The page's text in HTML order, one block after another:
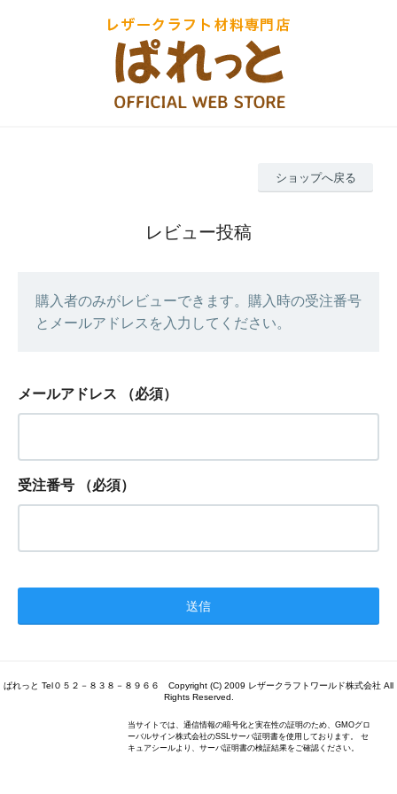
ショップへ戻る
レビュー投稿
購入者のみがレビューできます。購入時の受注番号
とメールアドレスを入力してください。
メールアドレス （必須）
受注番号 （必須）
ぱれっと Tel０５２－８３８－８９６６ Copyright (C) 2009 レザークラフトワールド株式会社 All
Rights Reserved.
当サイトでは、通信情報の暗号化と実在性の証明のため、GMOグロ
ーバルサイン株式会社のSSLサーバ証明書を使用しております。 セ
キュアシールより、サーバ証明書の検証結果をご確認ください。